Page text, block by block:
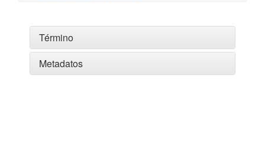
Término
Metadatos